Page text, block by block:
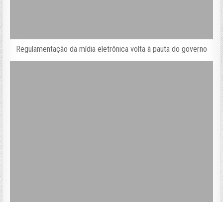
Regulamentação da mídia eletrônica volta à pauta do governo